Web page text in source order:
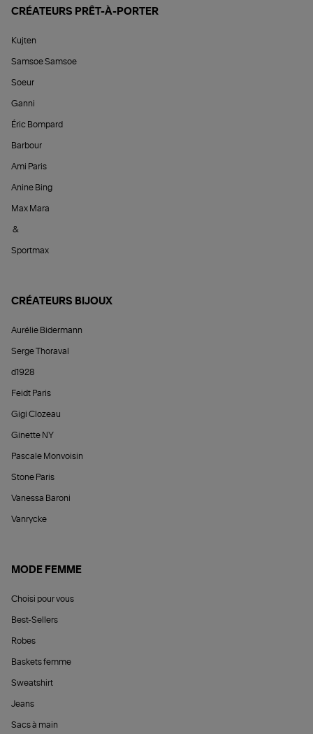
CRÉATEURS PRÊT-À-PORTER
Kujten
Samsoe Samsoe
Soeur
Ganni
Éric Bompard
Barbour
Ami Paris
Anine Bing
Max Mara
&
Sportmax
CRÉATEURS BIJOUX
Aurélie Bidermann
Serge Thoraval
d1928
Feidt Paris
Gigi Clozeau
Ginette NY
Pascale Monvoisin
Stone Paris
Vanessa Baroni
Vanrycke
MODE FEMME
Choisi pour vous
Best-Sellers
Robes
Baskets femme
Sweatshirt
Jeans
Sacs à main